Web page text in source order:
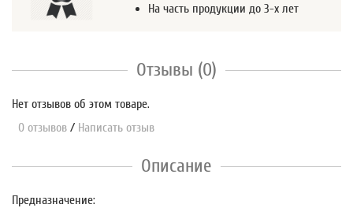
На часть продукции до 3-х лет
Отзывы (0)
Нет отзывов об этом товаре.
0 отзывов / Написать отзыв
Описание
Предназначение: